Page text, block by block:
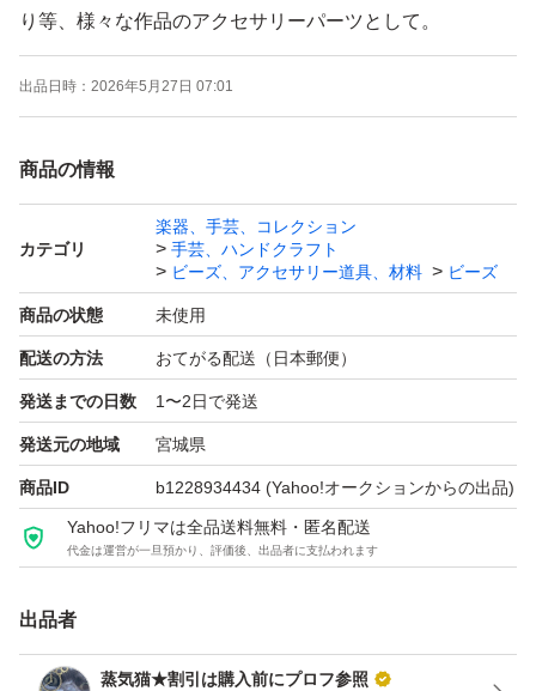
り等、様々な作品のアクセサリーパーツとして。
必ずサイズを5枚目画像でご確認ください。
仕様: 1点＝約40個入り、クラッククリア、アクリル樹
※グラム計量につき数に多少誤差が発生する場合がありま
す。
※色合いはご利用機種によりだいぶ異なって見える場合が
あります。
※ロットにより透明具合に差が出る場合があります。
※素材の性質上、小傷・色ムラ・バリが存在する場合もあ
ります。
★おまとめ2点目から1点追加ごとに200円割引させていた
出品日時： 2026年5月27日 07:01
商品の情報
カテゴリ
楽器、手芸、コレクション
手芸、ハンドクラフト
ビーズ、アクセサリー道具、材料
ビーズ
商品の状態 未使用
配送の方法 おてがる配送（日本郵便）
発送までの日数 1〜2日で発送
発送元の地域 宮城県
商品ID b1228934434 (Yahoo!オークションからの出品)
Yahoo!フリマは全品送料無料・匿名配送
代金は運営が一旦預かり、評価後、出品者に支払われます
出品者
蒸気猫★割引は購入前にプロフ参照